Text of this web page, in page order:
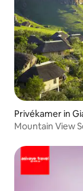
Privékamer in
Mountain View